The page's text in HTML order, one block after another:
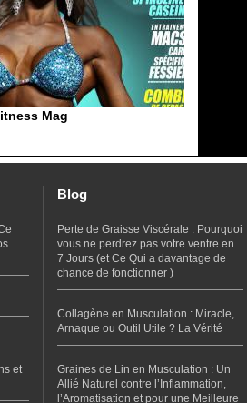
Mag
et
Blog
Perte de Graisse Viscérale : Pourquoi
vous ne perdrez pas votre ventre en
7 Jours (et Ce Qui a davantage de
chance de fonctionner )
Collagène en Musculation : Miracle,
Arnaque ou Outil Utile ? La Vérité
Graines de Lin en Musculation : Un
Allié Naturel contre l’Inflammation,
l’Aromatisation et pour une Meilleure